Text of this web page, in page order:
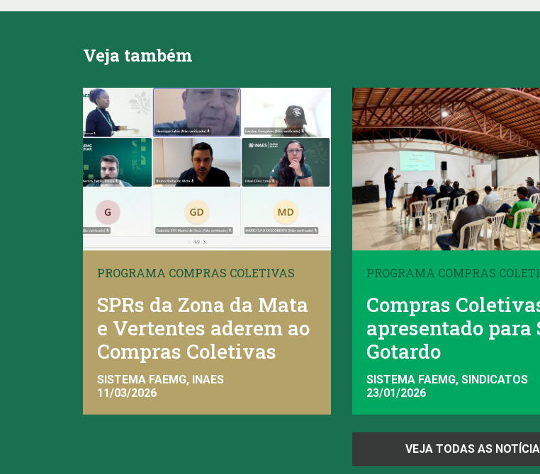
Veja também
PROGRAMA COMPRAS COLETIVAS
SPRs da Zona da Mata
e Vertentes aderem ao
Compras Coletivas
SISTEMA FAEMG, INAES
11/03/2026
PROGRAMA COMPRAS
Compras
apresentado para
Gotardo
SISTEMA FAEMG, SINDICATOS
23/01/2026
VEJA TODAS AS